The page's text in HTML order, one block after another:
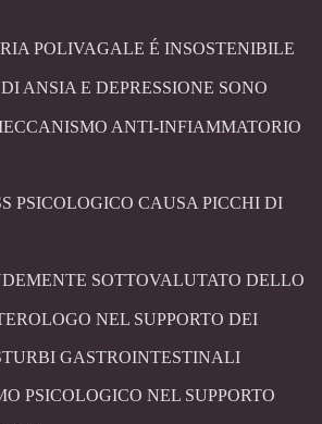
POLIVAGALE É INSOSTENIBILE
ANSIA E DEPRESSIONE SONO
ANTI-INFIAMMATORIO
PSICOLOGICO CAUSA PICCHI DI
SOTTOVALUTATO DELLO
NEL SUPPORTO DEI
GASTROINTESTINALI
PSICOLOGICO NEL SUPPORTO